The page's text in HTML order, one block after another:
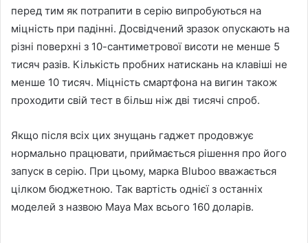
перед тим як потрапити в серію випробуються на
міцність при падінні. Досвідчений зразок опускають на
різні поверхні з 10-сантиметрової висоти не менше 5
тисяч разів. Кількість пробних натискань на клавіші не
менше 10 тисяч. Міцність смартфона на вигин також
проходити свій тест в більш ніж дві тисячі спроб.
Якщо після всіх цих знущань гаджет продовжує
нормально працювати, приймається рішення про його
запуск в серію. При цьому, марка Bluboo вважається
цілком бюджетною. Так вартість однієї з останніх
моделей з назвою Maya Max всього 160 доларів.